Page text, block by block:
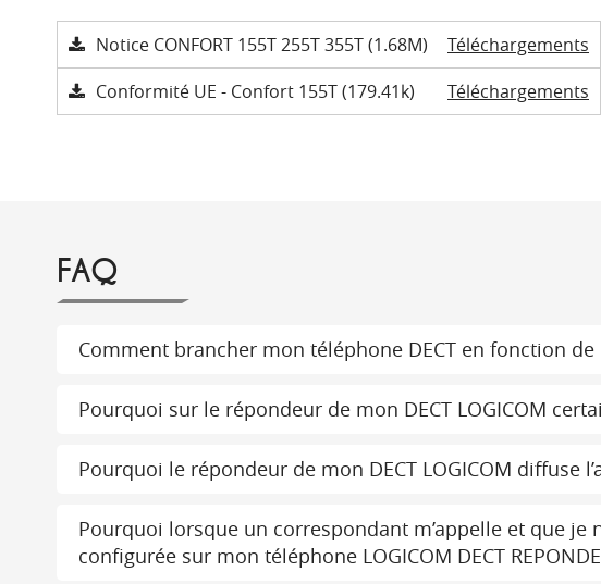
Notice CONFORT 155T 255T 355T (1.68M)
Téléchargements
Conformité UE - Confort 155T (179.41k)
Téléchargements
FAQ
Comment brancher mon téléphone DECT en fonction
Pourquoi sur le répondeur de mon DECT LOGICOM
Pourquoi le répondeur de mon DECT LOGICOM diffuse
Pourquoi lorsque un correspondant m’appelle et que je
configurée sur mon téléphone LOGICOM DECT